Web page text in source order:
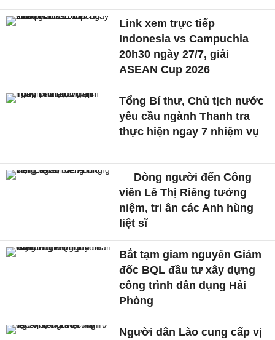
Link xem trực tiếp
Indonesia vs Campuchia
20h30 ngày 27/7, giải
ASEAN Cup 2026
Tổng Bí thư, Chủ tịch nước
yêu cầu ngành Thanh tra
thực hiện ngay 7 nhiệm vụ
Dòng người đến Công
viên Lê Thị Riêng tưởng
niệm, tri ân các Anh hùng
liệt sĩ
Bắt tạm giam nguyên Giám
đốc BQL đầu tư xây dựng
công trình dân dụng Hải
Phòng
Người dân Lào cung cấp vị